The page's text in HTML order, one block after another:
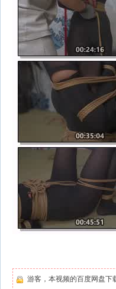
游客，本视频的百度网盘下